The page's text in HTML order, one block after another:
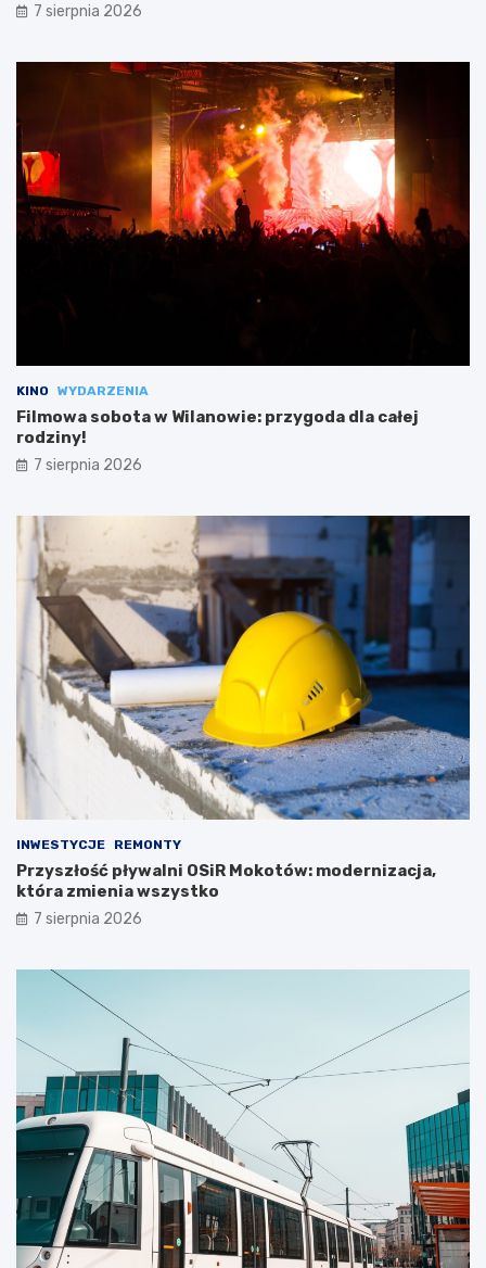
7 sierpnia 2026
KINO WYDARZENIA
Filmowa sobota w Wilanowie: przygoda dla całej
rodziny!
7 sierpnia 2026
INWESTYCJE REMONTY
Przyszłość pływalni OSiR Mokotów: modernizacja,
która zmienia wszystko
7 sierpnia 2026